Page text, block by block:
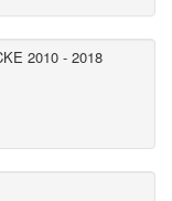
2010 - 2018